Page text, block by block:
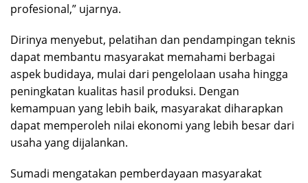
profesional,” ujarnya.
Dirinya menyebut, pelatihan dan pendampingan teknis
dapat membantu masyarakat memahami berbagai
aspek budidaya, mulai dari pengelolaan usaha hingga
peningkatan kualitas hasil produksi. Dengan
kemampuan yang lebih baik, masyarakat diharapkan
dapat memperoleh nilai ekonomi yang lebih besar dari
usaha yang dijalankan.
Sumadi mengatakan pemberdayaan masyarakat